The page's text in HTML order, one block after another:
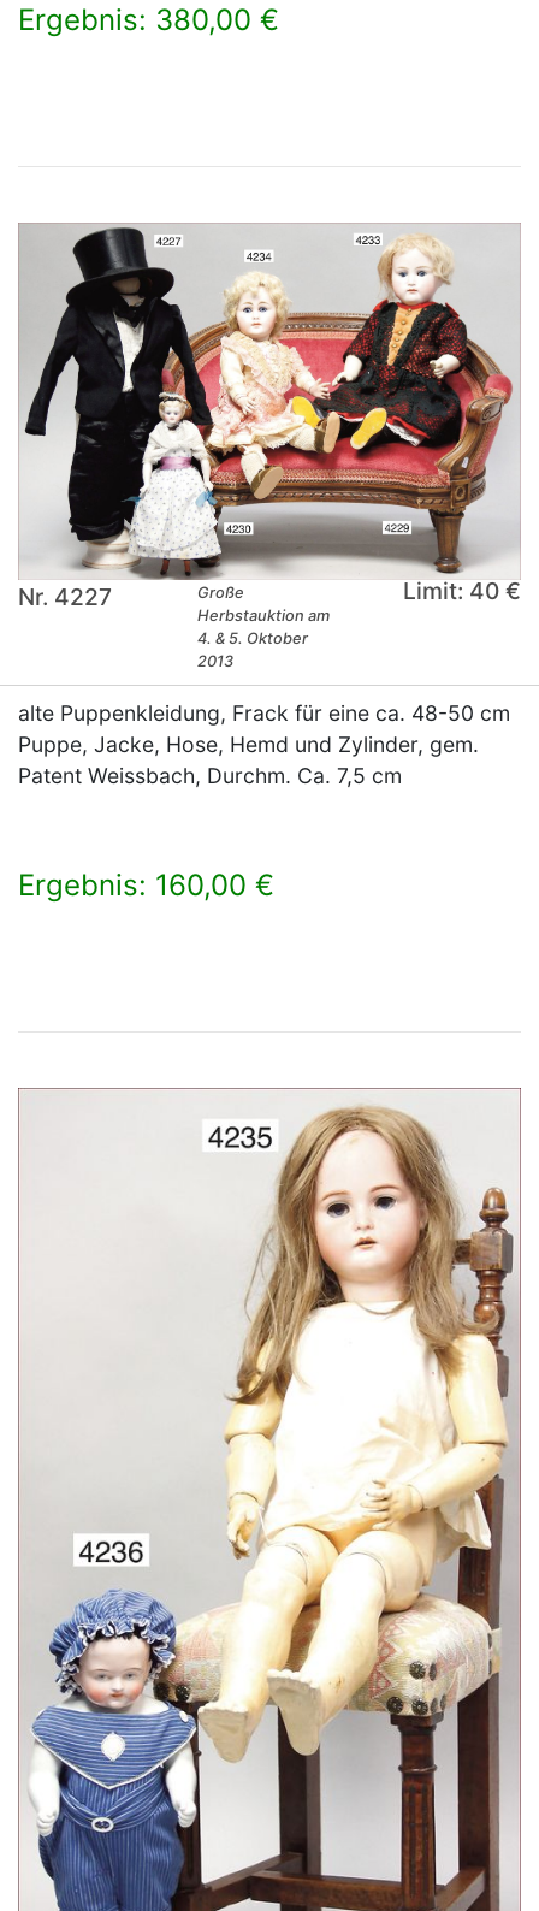
Ergebnis: 380,00 €
Nr. 4227
Große
Herbstauktion am
4. & 5. Oktober
2013
Limit: 40 €
alte Puppenkleidung, Frack für eine ca. 48-50 cm
Puppe, Jacke, Hose, Hemd und Zylinder, gem.
Patent Weissbach, Durchm. Ca. 7,5 cm
Ergebnis: 160,00 €